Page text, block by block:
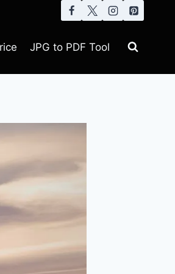
JPG to PDF Tool